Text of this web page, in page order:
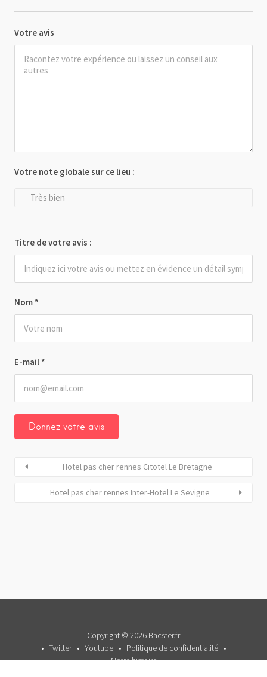
Votre avis
Nom *
E-mail *
Votre note globale sur ce lieu :
Très bien
Titre de votre avis :
Hotel pas cher rennes Citotel Le Bretagne
Hotel pas cher rennes Inter-Hotel Le Sevigne
Copyright © 2026 Bacster.fr
Twitter
Youtube
Politique de confidentialité
Notre histoire